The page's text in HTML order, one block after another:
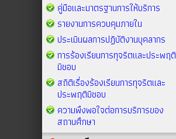
คู่มือและมาตรฐานการให้บริการ
รายงานการควบคุมภายใน
ประเมินผลการปฏิบัติงานบุคลากร
การร้องเรียนการทุจริตและประพฤติ
มิชอบ
สถิติเรื่องร้องเรียนการทุจริตและ
ประพฤติมิชอบ
ความพึงพอใจต่อการบริการของ
สถานศึกษา